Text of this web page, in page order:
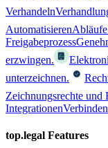
Verhandeln
Automatisieren
Freigabeprozess
erzwingen.
unterzeichnen.
Zeichnungsrechte und
Integrationen
top.legal Features